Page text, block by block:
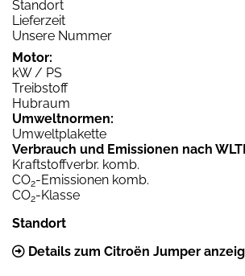
Standort
Lieferzeit
Unsere Nummer
Motor:
kW / PS
Treibstoff
Hubraum
Umweltnormen:
Umweltplakette
Verbrauch und Emissionen nach
Kraftstoffverbr. komb.
CO2-Emissionen komb.
CO2-Klasse
Standort
Details zum Citroën Jumper